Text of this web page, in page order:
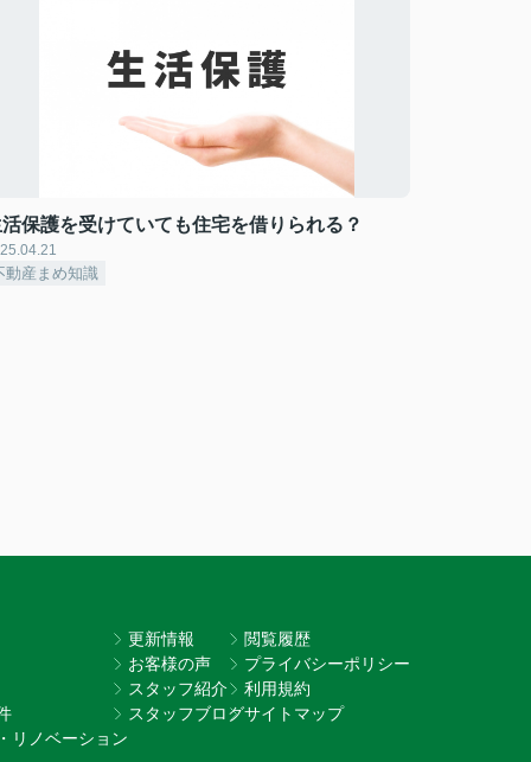
保護を受けていても住宅を借りられる？
動産まめ知識
リノベーション
更新情報
お客様の声
スタッフ紹介
スタッフブログ
閲覧履歴
プライバシーポリシー
利用規約
サイトマップ